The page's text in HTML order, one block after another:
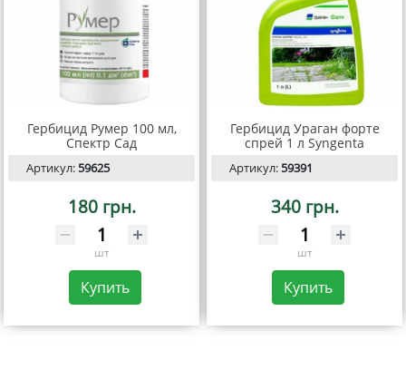
Гербицид Румер 100 мл,
Спектр Сад
Артикул:59625
180 грн.
шт
Купить
Гербицид Ураган форте
спрей 1 л Syngenta
Артикул:59391
340 грн.
шт
Купить